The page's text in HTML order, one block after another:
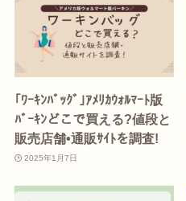
｢ﾜｰｷﾝﾊﾞｯｸﾞ｣ｱﾒﾘｶｳｫﾙﾏｰﾄ版
ﾊﾞｰｷﾝどこで買える?値段と
販売店舗•通販ｻｲﾄを調査!
2025年1月7日